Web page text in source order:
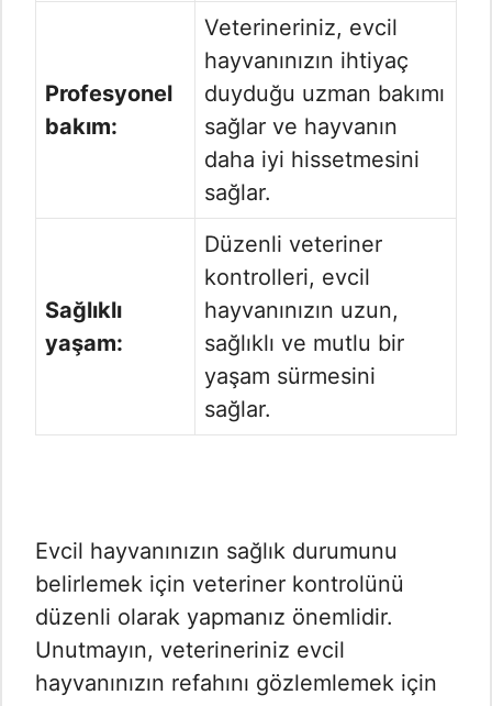
Profesyonel
bakım:
Veterineriniz, evcil
hayvanınızın ihtiyaç
duyduğu uzman bakımı
sağlar ve hayvanın
daha iyi hissetmesini
sağlar.
Sağlıklı
yaşam:
Düzenli veteriner
kontrolleri, evcil
hayvanınızın uzun,
sağlıklı ve mutlu bir
yaşam sürmesini
sağlar.
Evcil hayvanınızın sağlık durumunu
belirlemek için veteriner kontrolünü
düzenli olarak yapmanız önemlidir.
Unutmayın, veterineriniz evcil
hayvanınızın refahını gözlemlemek için